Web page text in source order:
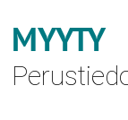
MYYTY